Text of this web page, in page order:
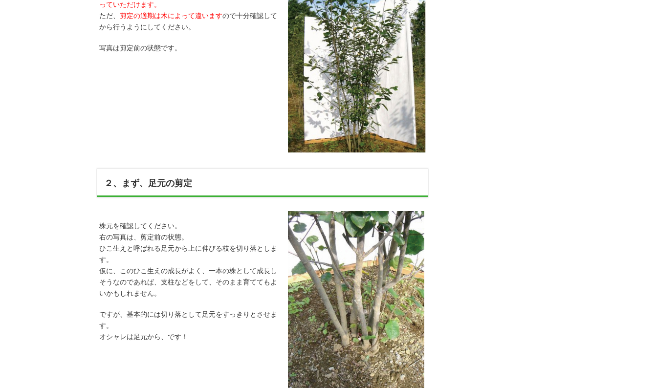
っていただけます。
ただ、 剪定の適期は木によって違いますので十分確認して
から行うようにしてください。
写真は剪定前の状態です。
２、まず、足元の剪定
株元を確認してください。
右の写真は、剪定前の状態。
ひこ生えと呼ばれる足元から上に伸びる枝を切り落としま
す。
仮に、このひこ生えの成長がよく、一本の株として成長し
そうなのであれば、支柱などをして、そのまま育ててもよ
いかもしれません。
ですが、基本的には切り落として足元をすっきりとさせま
す。
オシャレは足元から、です！